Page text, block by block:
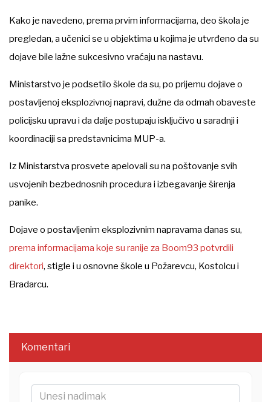
Kako je navedeno, prema prvim informacijama, deo škola je
pregledan, a učenici se u objektima u kojima je utvrđeno da su
dojave bile lažne sukcesivno vraćaju na nastavu.
Ministarstvo je podsetilo škole da su, po prijemu dojave o
postavljenoj eksplozivnoj napravi, dužne da odmah obaveste
policijsku upravu i da dalje postupaju isključivo u saradnji i
koordinaciji sa predstavnicima MUP-a.
Iz Ministarstva prosvete apelovali su na poštovanje svih
usvojenih bezbednosnih procedura i izbegavanje širenja
panike.
Dojave o postavljenim eksplozivnim napravama danas su,
prema informacijama koje su ranije za Boom93 potvrdili
direktori, stigle i u osnovne škole u Požarevcu, Kostolcu i
Bradarcu.
Komentari